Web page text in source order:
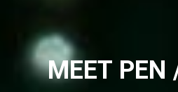
MEET PEN